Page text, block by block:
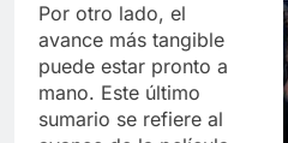
Por otro lado, el
avance más tangible
puede estar pronto a
mano. Este último
sumario se refiere al